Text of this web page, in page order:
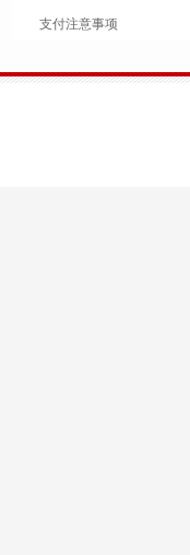
支付注意事项